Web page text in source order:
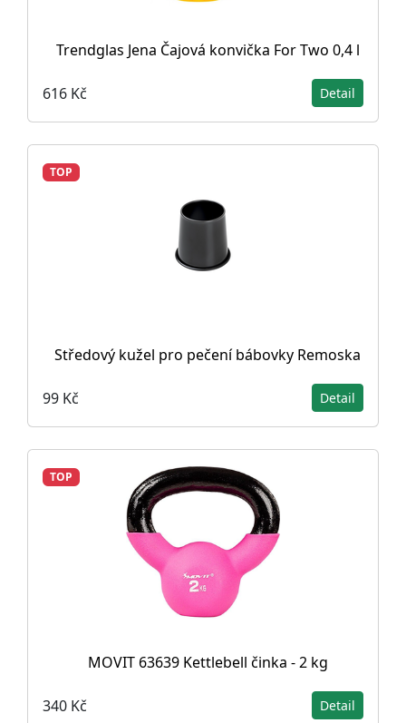
Trendglas Jena Čajová konvička For Two 0,4 l
616 Kč Detail
TOP
Středový kužel pro pečení bábovky Remoska
99 Kč Detail
TOP
MOVIT 63639 Kettlebell činka - 2 kg
340 Kč Detail